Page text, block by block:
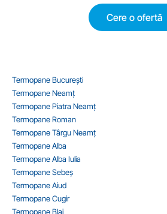
Cere o ofertă
Termopane București
Termopane Neamț
Termopane Piatra Neamț
Termopane Roman
Termopane Târgu Neamț
Termopane Alba
Termopane Alba Iulia
Termopane Sebeș
Termopane Aiud
Termopane Cugir
Termopane Blaj